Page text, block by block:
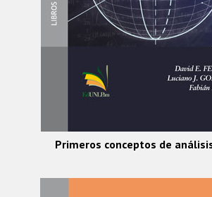
Primeros conceptos de